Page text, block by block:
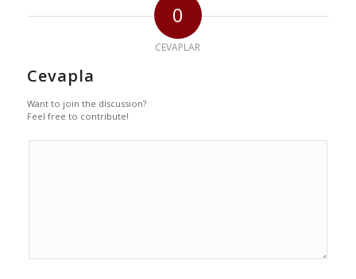
0
CEVAPLAR
Cevapla
Want to join the discussion?
Feel free to contribute!